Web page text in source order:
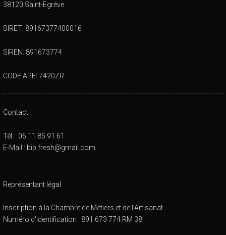
38120 Saint-Egrève
SIRET: 89167377400016
SIREN: 891673774
CODE APE: 7420ZR
Contact
Tél. : 06 11 85 91 61
E-Mail : bip.fresh@gmail.com
Représentant légal
Inscription à la Chambre de Métiers et de l'Artisanat
Numéro d'identification : 891 673 774 RM 38